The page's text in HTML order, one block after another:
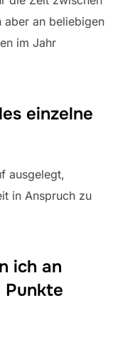
aber an beliebigen
im Jahr
einzelne
ausgelegt,
in Anspruch zu
ich an
Punkte